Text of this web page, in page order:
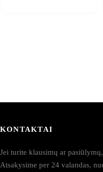
KONTAKTAI
Jei turite klausimų ar
Atsakysime per 24 valandas,